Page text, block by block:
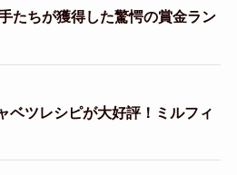
たちが獲得した驚愕の賞金ラン
ベツレシピが大好評！ミルフィ